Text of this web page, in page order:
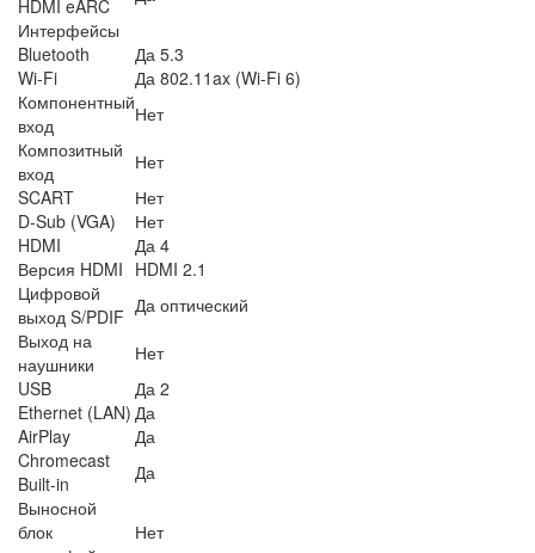
HDMI eARC
Интерфейсы
Bluetooth
Да 5.3
Wi-Fi
Да 802.11ax (Wi-Fi 6)
Компонентный
вход
Нет
Композитный
вход
Нет
SCART
Нет
D-Sub (VGA)
Нет
HDMI
Да 4
Версия HDMI HDMI 2.1
Цифровой
выход S/PDIF Да оптический
Выход на
наушники
Нет
USB
Да 2
Ethernet (LAN) Да
AirPlay
Да
Chromecast
Built-in
Да
Выносной
блок
Нет